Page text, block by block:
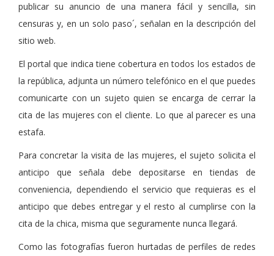
publicar su anuncio de una manera fácil y sencilla, sin
censuras y, en un solo paso´, señalan en la descripción del
sitio web.
El portal que indica tiene cobertura en todos los estados de
la república, adjunta un número telefónico en el que puedes
comunicarte con un sujeto quien se encarga de cerrar la
cita de las mujeres con el cliente. Lo que al parecer es una
estafa.
Para concretar la visita de las mujeres, el sujeto solicita el
anticipo que señala debe depositarse en tiendas de
conveniencia, dependiendo el servicio que requieras es el
anticipo que debes entregar y el resto al cumplirse con la
cita de la chica, misma que seguramente nunca llegará.
Como las fotografías fueron hurtadas de perfiles de redes